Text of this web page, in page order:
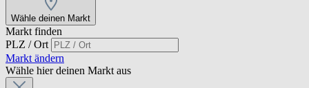
Wähle deinen Markt
Markt finden
PLZ / Ort
Markt ändern
Wähle hier deinen Markt aus